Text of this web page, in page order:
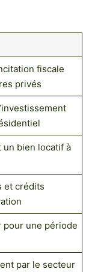
fiscale
privés
un bien locatif à
et crédits
pour une période
par le secteur